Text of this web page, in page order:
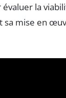
évaluer la
mise en